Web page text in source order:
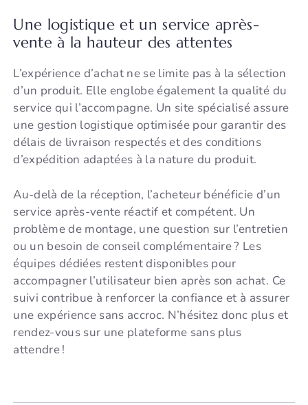
Une logistique et un service après-
vente à la hauteur des attentes
L’expérience d’achat ne se limite pas à la sélection
d’un produit. Elle englobe également la qualité du
service qui l’accompagne. Un site spécialisé assure
une gestion logistique optimisée pour garantir des
délais de livraison respectés et des conditions
d’expédition adaptées à la nature du produit.
Au-delà de la réception, l’acheteur bénéficie d’un
service après-vente réactif et compétent. Un
problème de montage, une question sur l’entretien
ou un besoin de conseil complémentaire ? Les
équipes dédiées restent disponibles pour
accompagner l’utilisateur bien après son achat. Ce
suivi contribue à renforcer la confiance et à assurer
une expérience sans accroc. N’hésitez donc plus et
rendez-vous sur une plateforme sans plus
attendre !